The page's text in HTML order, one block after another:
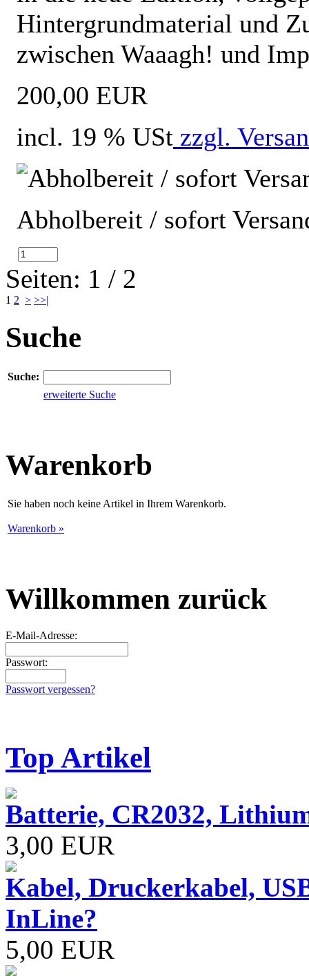
Hintergrundmaterial und
zwischen Waaagh! und
200,00 EUR
incl. 19 % USt zzgl.
Abholbereit / sofort
Seiten: 1 / 2
1 2 > >>|
Suche
Suche:
erweiterte Suche
Warenkorb
Sie haben noch keine Artikel in Ihrem Warenkorb.
Warenkorb »
Willkommen zurück
E-Mail-Adresse:
Passwort:
Passwort vergessen?
Top Artikel
Batterie, CR2032,
3,00 EUR
Kabel, Druckerkabel,
InLine?
5,00 EUR